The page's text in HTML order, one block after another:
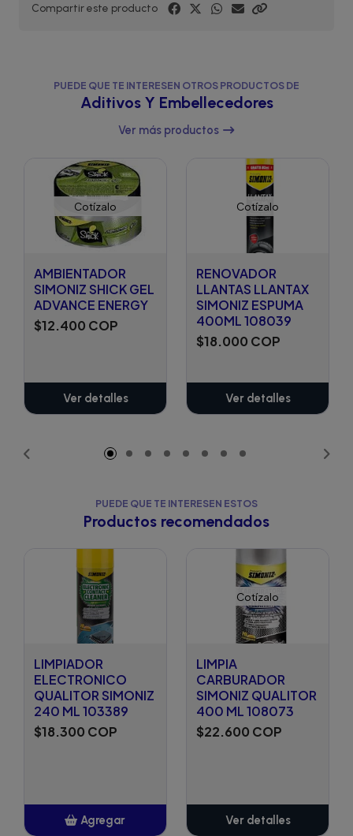
Compartir este producto
PUEDE QUE TE INTERESEN OTROS PRODUCTOS DE
Aditivos Y Embellecedores
Ver más productos
Cotízalo
AMBIENTADOR
SIMONIZ SHICK GEL
ADVANCE ENERGY
$12.400 COP
Ver detalles
Cotízalo
RENOVADOR
LLANTAS LLANTAX
SIMONIZ ESPUMA
400ML 108039
$18.000 COP
Ver detalles
PUEDE QUE TE INTERESEN ESTOS
Productos recomendados
LIMPIADOR
ELECTRONICO
QUALITOR SIMONIZ
240 ML 103389
$18.300 COP
Agregar
Cotízalo
LIMPIA
CARBURADOR
SIMONIZ QUALITOR
400 ML 108073
$22.600 COP
Ver detalles